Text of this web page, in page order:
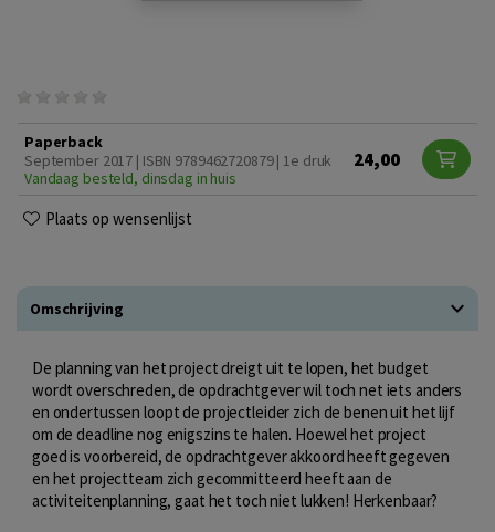
Paperback
September 2017 | ISBN 9789462720879 | 1e druk
Vandaag besteld, dinsdag in huis
24,00
Plaats op wensenlijst
Omschrijving
De planning van het project dreigt uit te lopen, het budget
wordt overschreden, de opdrachtgever wil toch net iets anders
en ondertussen loopt de projectleider zich de benen uit het lijf
om de deadline nog enigszins te halen. Hoewel het project
goed is voorbereid, de opdrachtgever akkoord heeft gegeven
en het projectteam zich gecommitteerd heeft aan de
activiteitenplanning, gaat het toch niet lukken! Herkenbaar?